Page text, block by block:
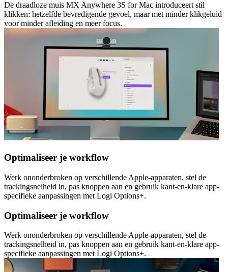
De draadloze muis MX Anywhere 3S for Mac introduceert stil
klikken: hetzelfde bevredigende gevoel, maar met minder klikgeluid
voor minder afleiding en meer focus.
Optimaliseer je workflow
Werk ononderbroken op verschillende Apple-apparaten, stel de
trackingsnelheid in, pas knoppen aan en gebruik kant-en-klare app-
specifieke aanpassingen met Logi Options+.
Optimaliseer je workflow
Werk ononderbroken op verschillende Apple-apparaten, stel de
trackingsnelheid in, pas knoppen aan en gebruik kant-en-klare app-
specifieke aanpassingen met Logi Options+.